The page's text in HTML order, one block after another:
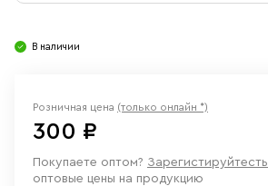
В наличии
Розничная цена (только онлайн *)
300 ₽
Покупаете оптом? Зарегистируйтесть
оптовые цены на продукцию